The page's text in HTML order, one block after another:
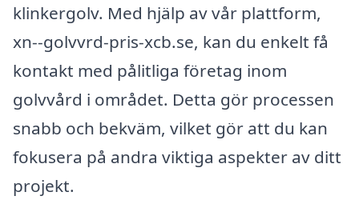
klinkergolv. Med hjälp av vår plattform,
xn--golvvrd-pris-xcb.se, kan du enkelt få
kontakt med pålitliga företag inom
golvvård i området. Detta gör processen
snabb och bekväm, vilket gör att du kan
fokusera på andra viktiga aspekter av ditt
projekt.